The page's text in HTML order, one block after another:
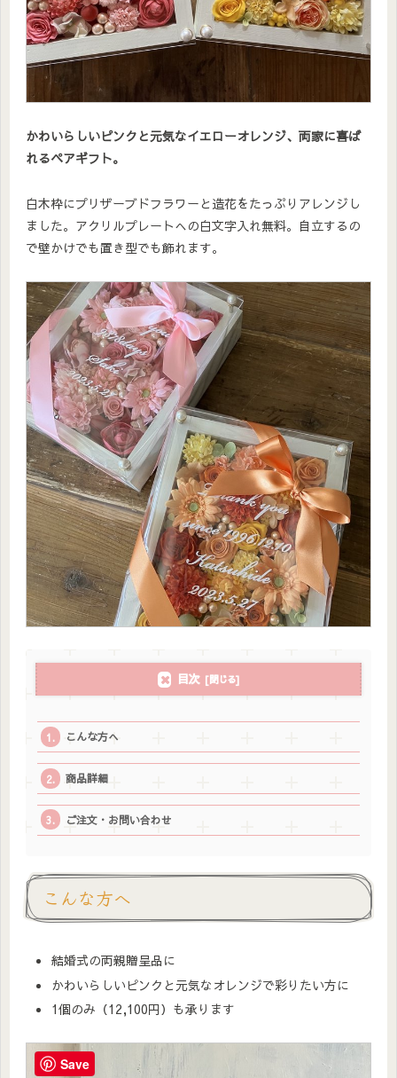
かわいらしいピンクと元気なイエローオレンジ、両家に喜ば
れるペアギフト。
白木枠にプリザーブドフラワーと造花をたっぷりアレンジし
ました。アクリルプレートへの白文字入れ無料。自立するの
で壁かけでも置き型でも飾れます。
目次
こんな方へ
商品詳細
ご注文・お問い合わせ
こんな方へ
結婚式の両親贈呈品に
かわいらしいピンクと元気なオレンジで彩りたい方に
1個のみ（12,100円）も承ります
Save